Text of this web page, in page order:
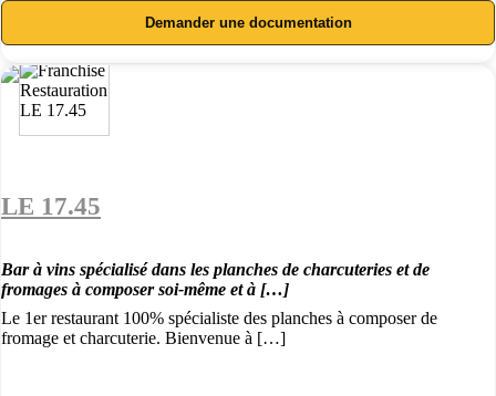
Demander une documentation
LE 17.45
Bar à vins spécialisé dans les planches de charcuteries et de
fromages à composer soi-même et à […]
Le 1er restaurant 100% spécialiste des planches à composer de
fromage et charcuterie. Bienvenue à […]